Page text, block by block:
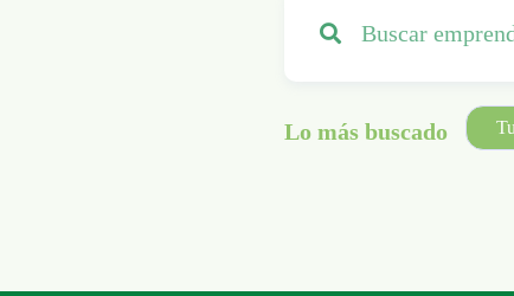
Lo más buscado